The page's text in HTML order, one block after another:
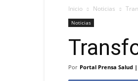
Inicio Noticias
Noticias
Por Portal Prensa Salud